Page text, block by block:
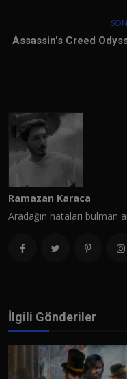
Assassin's Creed
Ramazan Karaca
Aradağın hataları bulman
İlgili Gönderiler